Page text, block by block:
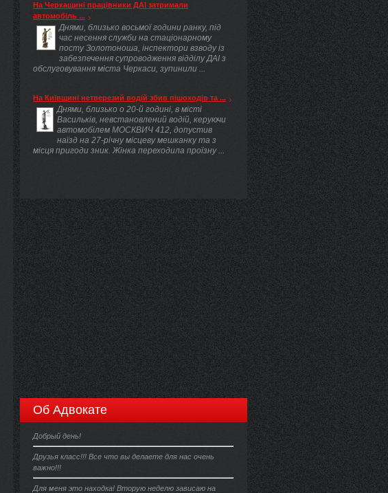
На Черкащині працівники ДАІ затримали
автомобіль ...
Днями, близько восьмої години ранку, під
час несення служби на стаціонарному
посту Золотоноша, інспектори взводу із
забезпечення супроводження відділу ДАІ з
обслуговування міста Черкаси, зупинили ...
На Київщині нетверезий водій збив пішоходів та ...
Днями, близько о 20-й годині, в місті
Васильків, невстановлений водій, керуючи
автомобілем МОСКВИЧ 412, допустив
наїзд на 27-річну місцеву мешканку та з
місця пригоди зник. Жінка переходила проїзну ...
Об Адвокате
Добрый день!
Друзья класс!!! Все что вы делаете для нас очень
важно!!!
Для меня это находка! Вторую неделю зависаю на